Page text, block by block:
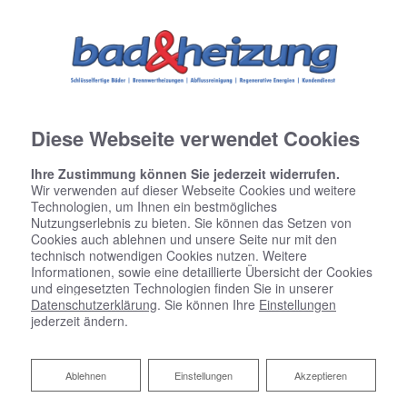
Raumklimatisierung
Diese Webseite verwendet Cookies
Ihre Zustimmung können Sie jederzeit widerrufen.
Wir verwenden auf dieser Webseite Cookies und weitere
Technologien, um Ihnen ein bestmögliches
Nutzungserlebnis zu bieten. Sie können das Setzen von
Cookies auch ablehnen und unsere Seite nur mit den
technisch notwendigen Cookies nutzen. Weitere
Informationen, sowie eine detaillierte Übersicht der Cookies
und eingesetzten Technologien finden Sie in unserer
Datenschutzerklärung. Sie können Ihre Einstellungen
jederzeit ändern.
Akzeptieren
Einstellungen
Ablehnen
Ablehnen